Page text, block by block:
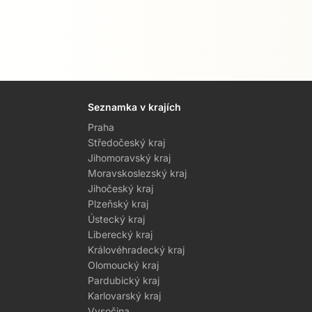
Seznamka v krajích
Praha
Středočeský kraj
Jihomoravský kraj
Moravskoslezský kraj
Jihočeský kraj
Plzeňský kraj
Ústecký kraj
Liberecký kraj
Královéhradecký kraj
Olomoucký kraj
Pardubický kraj
Karlovarský kraj